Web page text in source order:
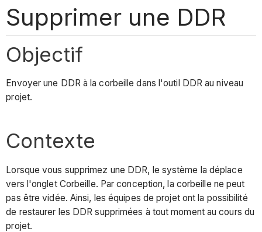
Supprimer une DDR
Objectif
Envoyer une DDR à la corbeille dans l'outil DDR au niveau
projet.
Contexte
Lorsque vous supprimez une DDR, le système la déplace
vers l'onglet Corbeille. Par conception, la corbeille ne peut
pas être vidée. Ainsi, les équipes de projet ont la possibilité
de restaurer les DDR supprimées à tout moment au cours du
projet.